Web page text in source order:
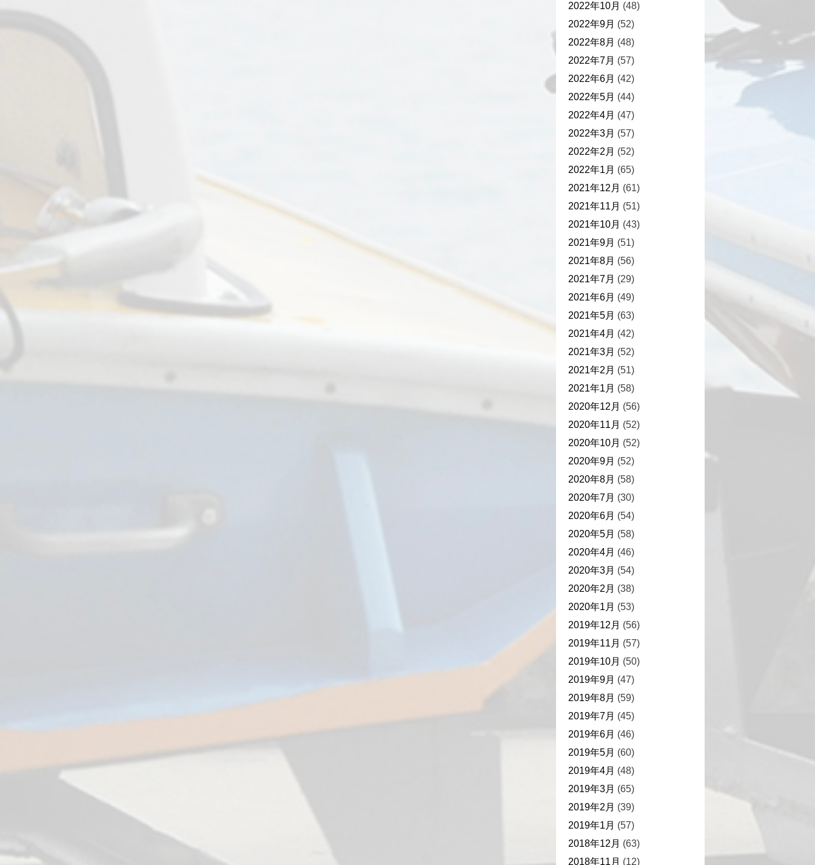
2022年10月 (48)
2022年9月 (52)
2022年8月 (48)
2022年7月 (57)
2022年6月 (42)
2022年5月 (44)
2022年4月 (47)
2022年3月 (57)
2022年2月 (52)
2022年1月 (65)
2021年12月 (61)
2021年11月 (51)
2021年10月 (43)
2021年9月 (51)
2021年8月 (56)
2021年7月 (29)
2021年6月 (49)
2021年5月 (63)
2021年4月 (42)
2021年3月 (52)
2021年2月 (51)
2021年1月 (58)
2020年12月 (56)
2020年11月 (52)
2020年10月 (52)
2020年9月 (52)
2020年8月 (58)
2020年7月 (30)
2020年6月 (54)
2020年5月 (58)
2020年4月 (46)
2020年3月 (54)
2020年2月 (38)
2020年1月 (53)
2019年12月 (56)
2019年11月 (57)
2019年10月 (50)
2019年9月 (47)
2019年8月 (59)
2019年7月 (45)
2019年6月 (46)
2019年5月 (60)
2019年4月 (48)
2019年3月 (65)
2019年2月 (39)
2019年1月 (57)
2018年12月 (63)
2018年11月 (12)